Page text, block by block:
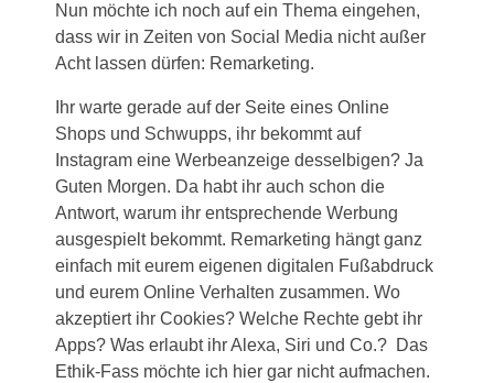
Nun möchte ich noch auf ein Thema eingehen,
dass wir in Zeiten von Social Media nicht außer
Acht lassen dürfen: Remarketing.
Ihr warte gerade auf der Seite eines Online
Shops und Schwupps, ihr bekommt auf
Instagram eine Werbeanzeige desselbigen? Ja
Guten Morgen. Da habt ihr auch schon die
Antwort, warum ihr entsprechende Werbung
ausgespielt bekommt. Remarketing hängt ganz
einfach mit eurem eigenen digitalen Fußabdruck
und eurem Online Verhalten zusammen. Wo
akzeptiert ihr Cookies? Welche Rechte gebt ihr
Apps? Was erlaubt ihr Alexa, Siri und Co.? Das
Ethik-Fass möchte ich hier gar nicht aufmachen.